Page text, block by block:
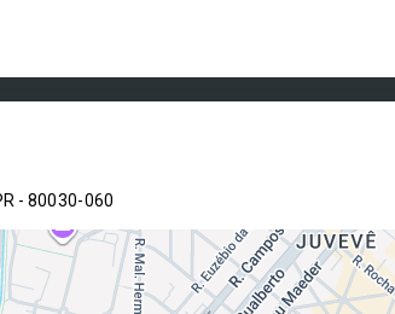
- 80030-060